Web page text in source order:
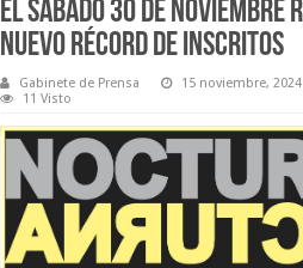
El sábado 30 de
nuevo récord de inscritos
Gabinete de Prensa 15 noviembre, 2024
11 Visto